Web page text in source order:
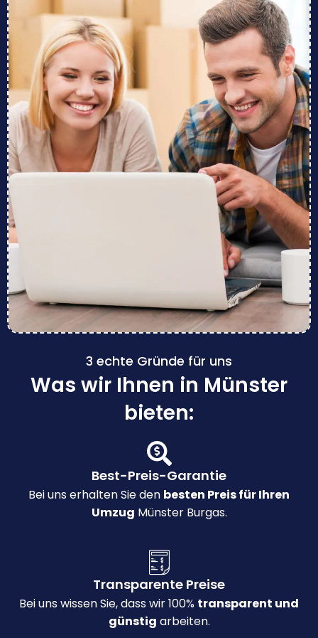
3 echte Gründe für uns
Was wir Ihnen in Münster
bieten:
Best-Preis-Garantie
Bei uns erhalten Sie den besten Preis für Ihren
Umzug Münster Burgas.
Transparente Preise
Bei uns wissen Sie, dass wir 100% transparent und
günstig arbeiten.